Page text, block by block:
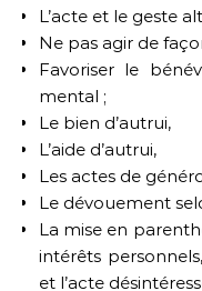
L’acte et le geste
Ne pas agir de
Favoriser le
mental ;
Le bien d’autrui,
L’aide d’autrui,
Les actes de
Le dévouement
La mise en
intérêts
et l’acte